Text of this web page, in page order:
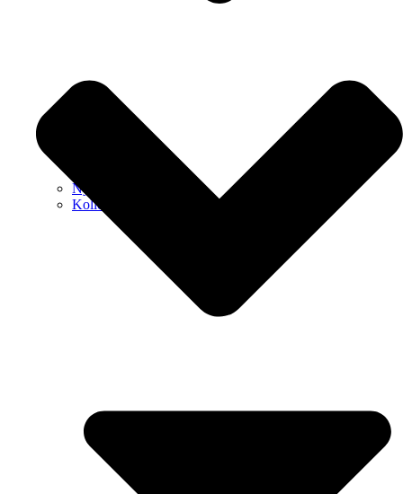
Nyheder
Kollektioner